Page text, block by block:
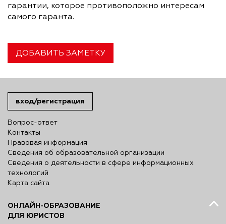
гарантии, которое противоположно интересам
самого гаранта.
ДОБАВИТЬ ЗАМЕТКУ
вход/регистрация
Вопрос-ответ
Контакты
Правовая информация
Сведения об образовательной организации
Сведения о деятельности в сфере информационных
технологий
Карта сайта
ОНЛАЙН-ОБРАЗОВАНИЕ
ДЛЯ ЮРИСТОВ